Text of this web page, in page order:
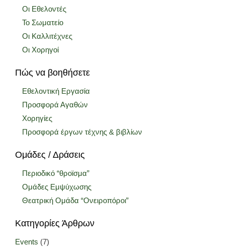
Οι Εθελοντές
Το Σωματείο
Οι Καλλιτέχνες
Οι Χορηγοί
Πώς να βοηθήσετε
Εθελοντική Εργασία
Προσφορά Αγαθών
Χορηγίες
Προσφορά έργων τέχνης & βιβλίων
Ομάδες / Δράσεις
Περιοδικό “θροϊσμα”
Ομάδες Εμψύχωσης
Θεατρική Ομάδα “Ονειροπόροι”
Κατηγορίες Άρθρων
Events (7)